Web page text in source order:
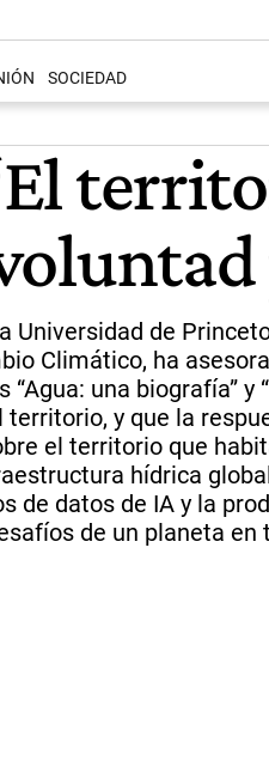
SOCIEDAD
Universidad de
Climático, ha
una biografía”
y que la
el territorio que
hídrica
datos de IA y la
de un planeta en